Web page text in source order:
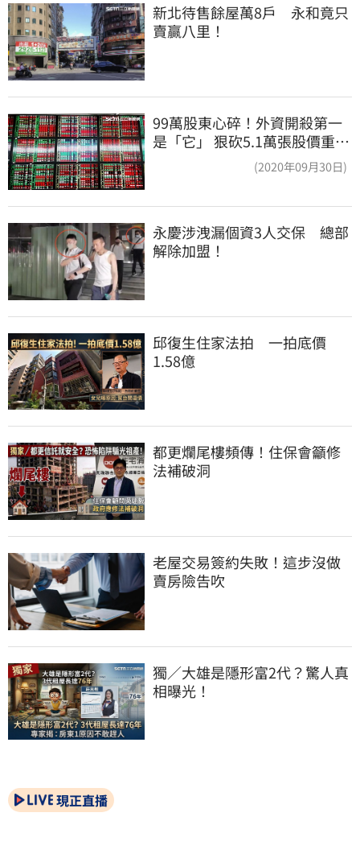
新北待售餘屋萬8戶　永和竟只
賣贏八里！
99萬股東心碎！外資開殺第一
是「它」 狠砍5.1萬張股價重挫
(2020年09月30日)
永慶涉洩漏個資3人交保　總部
解除加盟！
邱復生住家法拍　一拍底價
1.58億
都更爛尾樓頻傳！住保會籲修
法補破洞
老屋交易簽約失敗！這步沒做
賣房險告吹
獨／大雄是隱形富2代？驚人真
相曝光！
現正直播